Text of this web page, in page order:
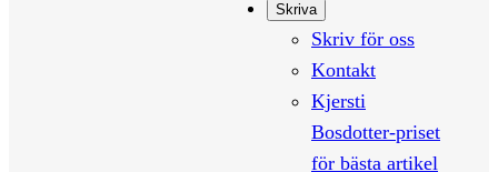
Skriva
Skriv för oss
Kontakt
Kjersti
Bosdotter-priset
för bästa artikel